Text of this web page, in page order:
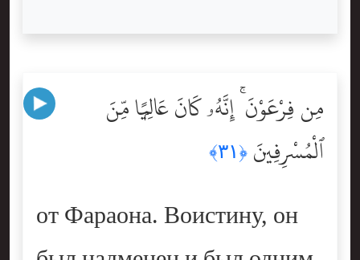
مِن فِرْعَوْنَ ۚ إِنَّهُۥ كَانَ عَالِيًۭا مِّنَ
ٱلْمُسْرِفِينَ ﴿٣١﴾
от Фараона. Воистину, он